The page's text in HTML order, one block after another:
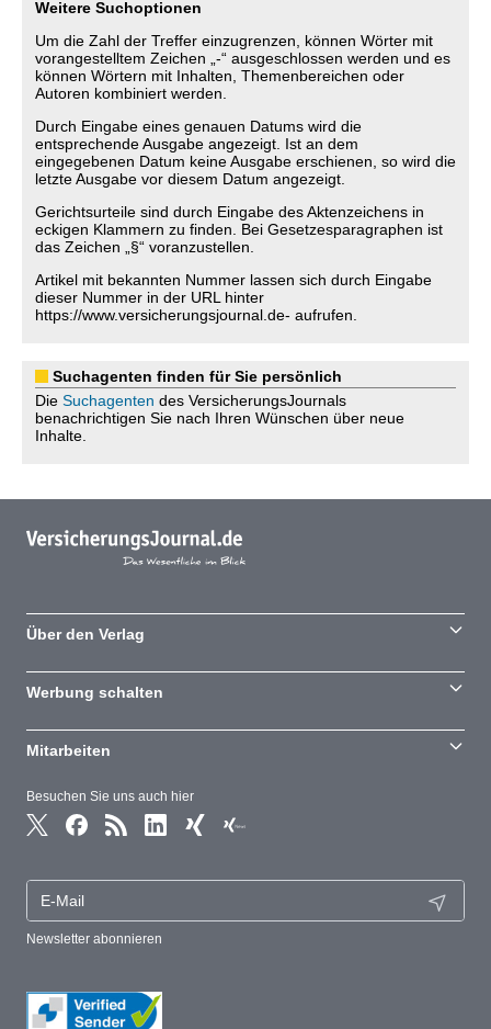
Weitere Suchoptionen
Um die Zahl der Treffer einzugrenzen, können Wörter mit
vorangestelltem Zeichen „-“ ausgeschlossen werden und es
können Wörtern mit Inhalten, Themenbereichen oder
Autoren kombiniert werden.
Durch Eingabe eines genauen Datums wird die
entsprechende Ausgabe angezeigt. Ist an dem
eingegebenen Datum keine Ausgabe erschienen, so wird die
letzte Ausgabe vor diesem Datum angezeigt.
Gerichtsurteile sind durch Eingabe des Aktenzeichens in
eckigen Klammern zu finden. Bei Gesetzesparagraphen ist
das Zeichen „§“ voranzustellen.
Artikel mit bekannten Nummer lassen sich durch Eingabe
dieser Nummer in der URL hinter
https://www.versicherungsjournal.de- aufrufen.
Suchagenten finden für Sie persönlich
Die Suchagenten des VersicherungsJournals
benachrichtigen Sie nach Ihren Wünschen über neue
Inhalte.
Besuchen Sie uns auch hier
Newsletter abonnieren
Über den Verlag
Werbung schalten
Mitarbeiten